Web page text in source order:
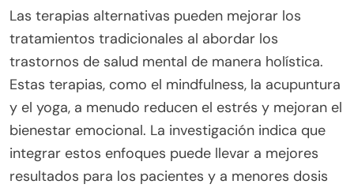
mejorando el bienestar general. Las intervenciones
asistidas por tecnología, como la teleterapia y las
aplicaciones de salud mental, aumentan la
accesibilidad y la conveniencia. El apoyo
comunitario fomenta la conexión social y reduce el
estigma, creando un entorno más inclusivo para
las personas que buscan ayuda. Cada enfoque
aborda aspectos únicos de la salud mental,